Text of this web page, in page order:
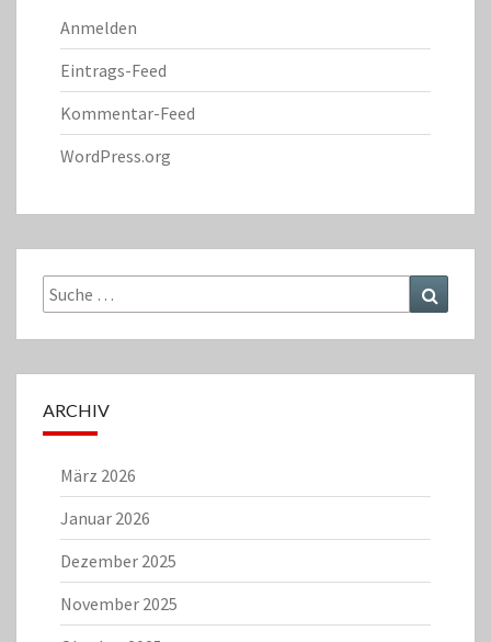
Anmelden
Eintrags-Feed
Kommentar-Feed
WordPress.org
Suche
nach:
ARCHIV
März 2026
Januar 2026
Dezember 2025
November 2025